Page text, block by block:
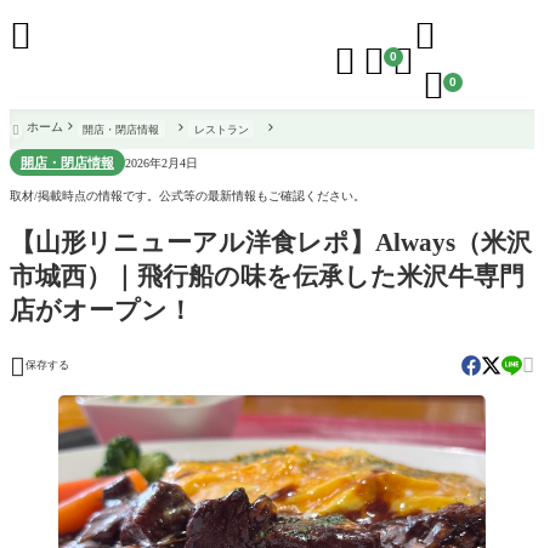
  0

 0

 ホーム 開店・閉店情報 レストラン
開店・閉店情報 2026年2月4日
取材/掲載時点の情報です。公式等の最新情報もご確認ください。
【山形リニューアル洋食レポ】Always（米沢
市城西）｜飛行船の味を伝承した米沢牛専門
店がオープン！
 保存する 